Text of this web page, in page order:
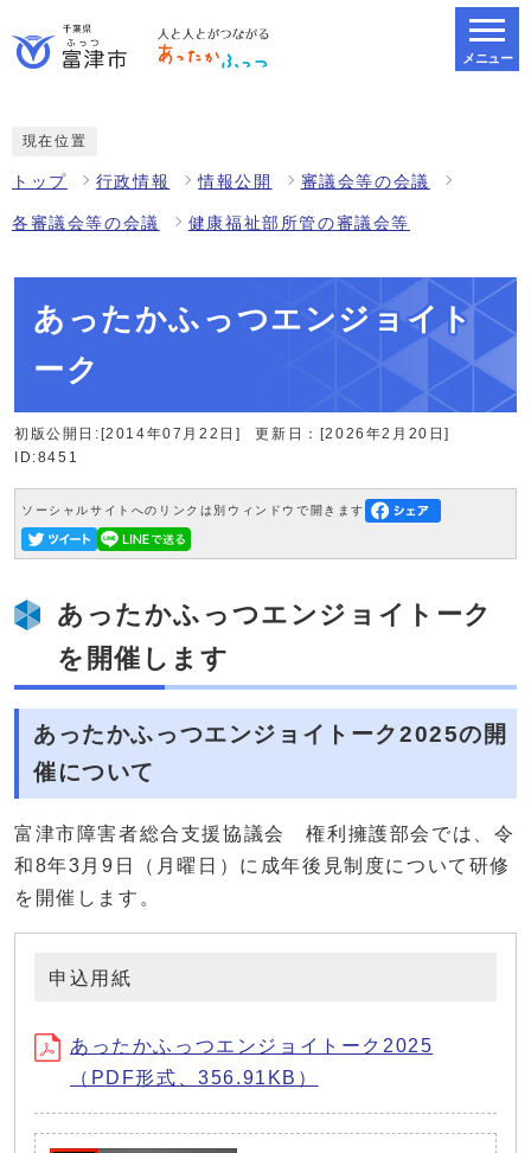
メニュー
現在位置
トップ 行政情報 情報公開 審議会等の会議
各審議会等の会議 健康福祉部所管の審議会等
あったかふっつエンジョイト
ーク
初版公開日:[2014年07月22日]
更新日：[2026年2月20日]
ID:8451
ソーシャルサイトへのリンクは別ウィンドウで開きます
あったかふっつエンジョイトーク
を開催します
あったかふっつエンジョイトーク2025の開
催について
富津市障害者総合支援協議会 権利擁護部会では、令
和8年3月9日（月曜日）に成年後見制度について研修
を開催します。
申込用紙
あったかふっつエンジョイトーク2025
（PDF形式、356.91KB）